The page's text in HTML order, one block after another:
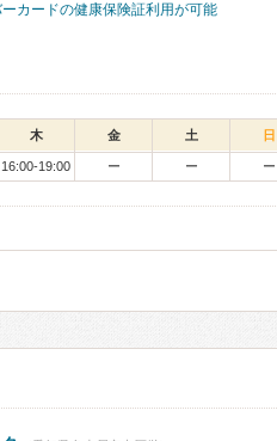
カードの健康保険証利用が可能
木 金 土 日
16:00-19:00 ー ー ー